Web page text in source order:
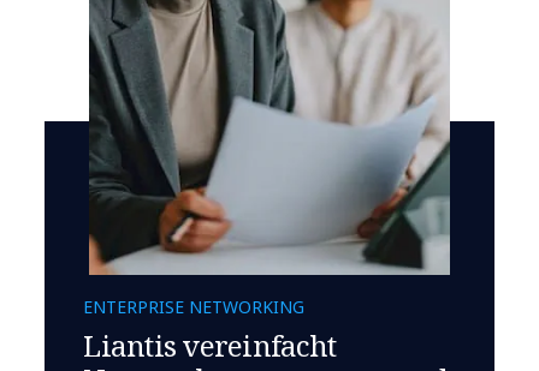
ENTERPRISE NETWORKING
Liantis vereinfacht